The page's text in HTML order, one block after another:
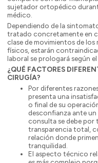
sujetador ortopédico
médico.
Dependiendo de la
tratado concretamente en
clase de movimientos de
físicos, estarán
laboral se prologará según
¿QUÉ FACTORES
CIRUGÍA?
Por diferentes
presenta una
o final de su
desconfianza ante
consulta se debe
transparencia total,
relación donde
tranquilidad.
El aspecto técnico